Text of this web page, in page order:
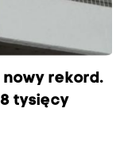
nowy rekord.
tysięcy